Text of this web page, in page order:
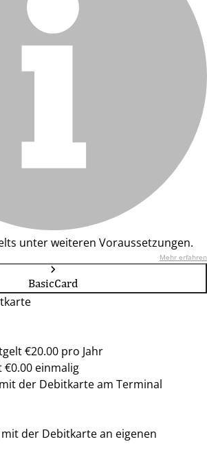
unter weiteren Voraussetzungen.
Mehr erfahren
BasicCard
€20.00 pro Jahr
€0.00 einmalig
der Debitkarte am Terminal
der Debitkarte an eigenen